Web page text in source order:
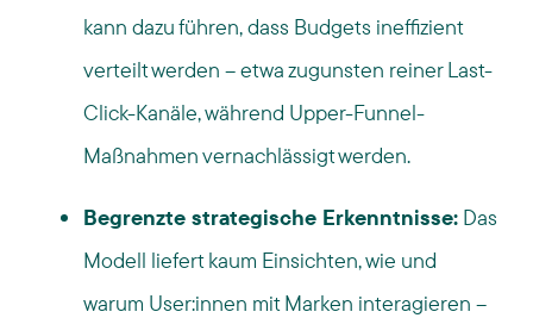
kann dazu führen, dass Budgets ineffizient
verteilt werden – etwa zugunsten reiner Last-
Click-Kanäle, während Upper-Funnel-
Maßnahmen vernachlässigt werden.
Begrenzte strategische Erkenntnisse: Das
Modell liefert kaum Einsichten, wie und
warum User:innen mit Marken interagieren –